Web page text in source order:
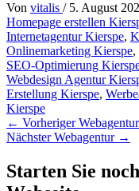
Von vitalis / 5. August
Homepage erstellen
Internetagentur Kierspe,
Onlinemarketing Kierspe,
SEO-Optimierung
Webdesign Agentur
Erstellung Kierspe,
Kierspe
← Vorheriger Webagentur
Nächster Webagentur →
Starten Sie